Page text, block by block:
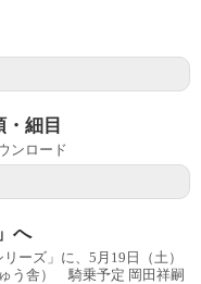
細目
ンロード
へ
ーズ」に、5月19日（土）
う舎） 騎乗予定 岡田祥嗣